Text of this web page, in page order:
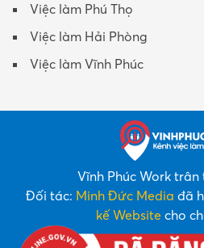
Việc làm Phú Thọ
Việc làm Hải Phòng
Việc làm Vĩnh Phúc
Vĩnh Phúc Work
Đối tác: Minh Đức Media đã
kế Website cho